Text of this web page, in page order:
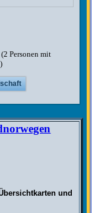
Personen mit
und